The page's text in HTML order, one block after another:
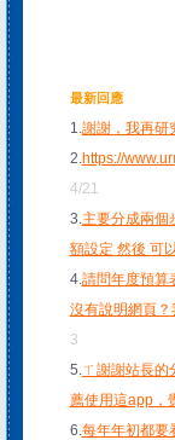
最新回應
1.謝謝，我再研
2.https://
4/21
3.主要分成兩個
額設定 然後 可
4.請問年度預算
沒有說明網頁
3
5.ㄒ謝謝站長的
薦使用這app，
6.每年年初都要